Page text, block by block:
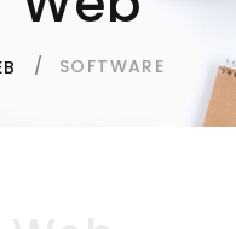
SOFTWARE